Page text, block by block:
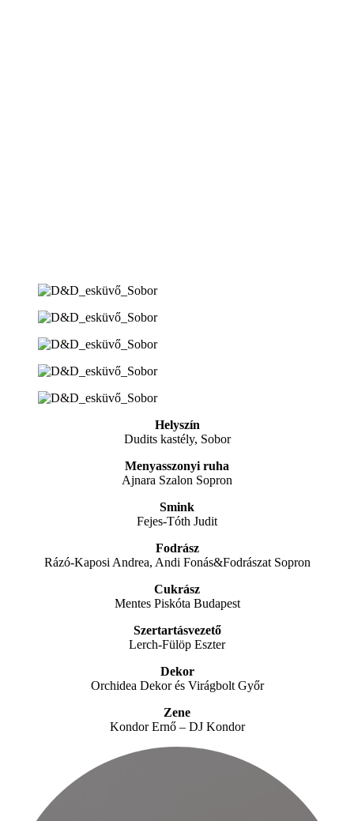
Helyszín
Dudits kastély, Sobor
Menyasszonyi ruha
Ajnara Szalon Sopron
Smink
Fejes-Tóth Judit
Fodrász
Rázó-Kaposi Andrea, Andi Fonás&Fodrászat Sopron
Cukrász
Mentes Piskóta Budapest
Szertartásvezető
Lerch-Fülöp Eszter
Dekor
Orchidea Dekor és Virágbolt Győr
Zene
Kondor Ernő – DJ Kondor